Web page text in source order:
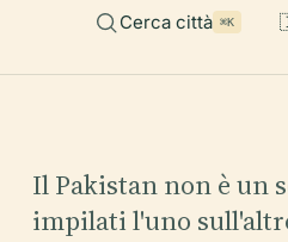
Cerca città ⌘K
Il Pakistan non è un
impilati l'uno